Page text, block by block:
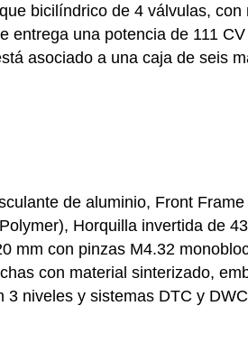
bicilíndrico de 4 válvulas,
entrega una potencia de 111
asociado a una caja de seis
de aluminio, Front
Horquilla invertida de
mm con pinzas M4.32
con material sinterizado,
niveles y sistemas DTC y